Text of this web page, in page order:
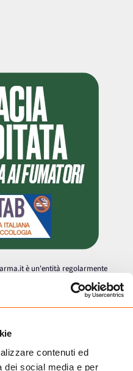
contenuti ed
dei social media e per
è un'entità regolarmente
la vendita online di